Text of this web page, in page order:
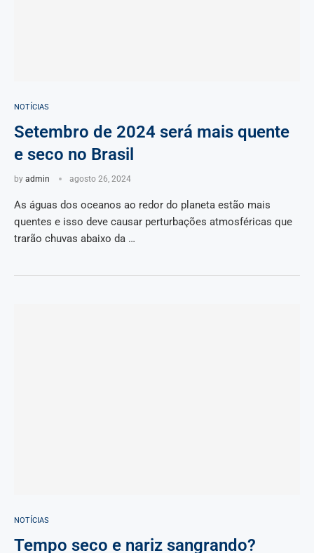
NOTÍCIAS
Setembro de 2024 será mais quente
e seco no Brasil
by admin agosto 26, 2024
As águas dos oceanos ao redor do planeta estão mais
quentes e isso deve causar perturbações atmosféricas que
trarão chuvas abaixo da …
NOTÍCIAS
Tempo seco e nariz sangrando?